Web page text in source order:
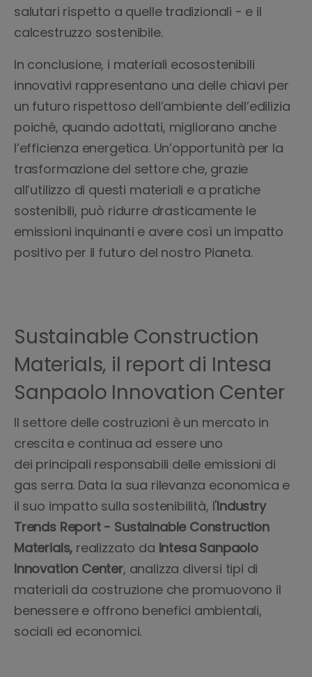
salutari rispetto a quelle tradizionali - e il
calcestruzzo sostenibile.
In conclusione, i materiali ecosostenibili
innovativi rappresentano una delle chiavi per
un futuro rispettoso dell’ambiente dell’edilizia
poiché, quando adottati, migliorano anche
l’efficienza energetica. Un’opportunità per la
trasformazione del settore che, grazie
all’utilizzo di questi materiali e a pratiche
sostenibili, può ridurre drasticamente le
emissioni inquinanti e avere così un impatto
positivo per il futuro del nostro Pianeta.
Sustainable Construction
Materials, il report di Intesa
Sanpaolo Innovation Center
Il settore delle costruzioni è un mercato in
crescita e continua ad essere uno
dei principali responsabili delle emissioni di
gas serra. Data la sua rilevanza economica e
il suo impatto sulla sostenibilità, l'Industry
Trends Report - Sustainable Construction
Materials, realizzato da Intesa Sanpaolo
Innovation Center, analizza diversi tipi di
materiali da costruzione che promuovono il
benessere e offrono benefici ambientali,
sociali ed economici.